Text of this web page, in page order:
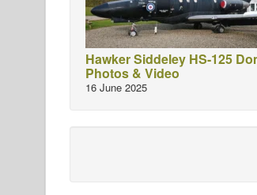
Hawker Siddeley HS-125
Photos & Video
16 June 2025